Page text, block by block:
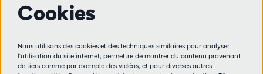
Règlement des visiteurs
Vie privée
Cookies
Nous utilisons des cookies et des techniques similaires pour analyser
l'utilisation du site internet, permettre de montrer du contenu provenant
de tiers comme par exemple des vidéos, et pour diverses autres